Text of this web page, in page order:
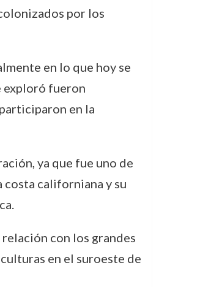
por los
en lo que hoy se
exploró fueron
en la
ya que fue uno de
californiana y su
con los grandes
en el suroeste de